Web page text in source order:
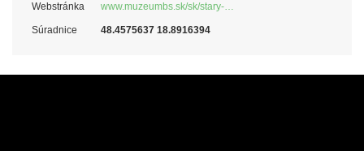
Webstránka www.muzeumbs.sk/sk/stary-…
Súradnice 48.4575637 18.8916394